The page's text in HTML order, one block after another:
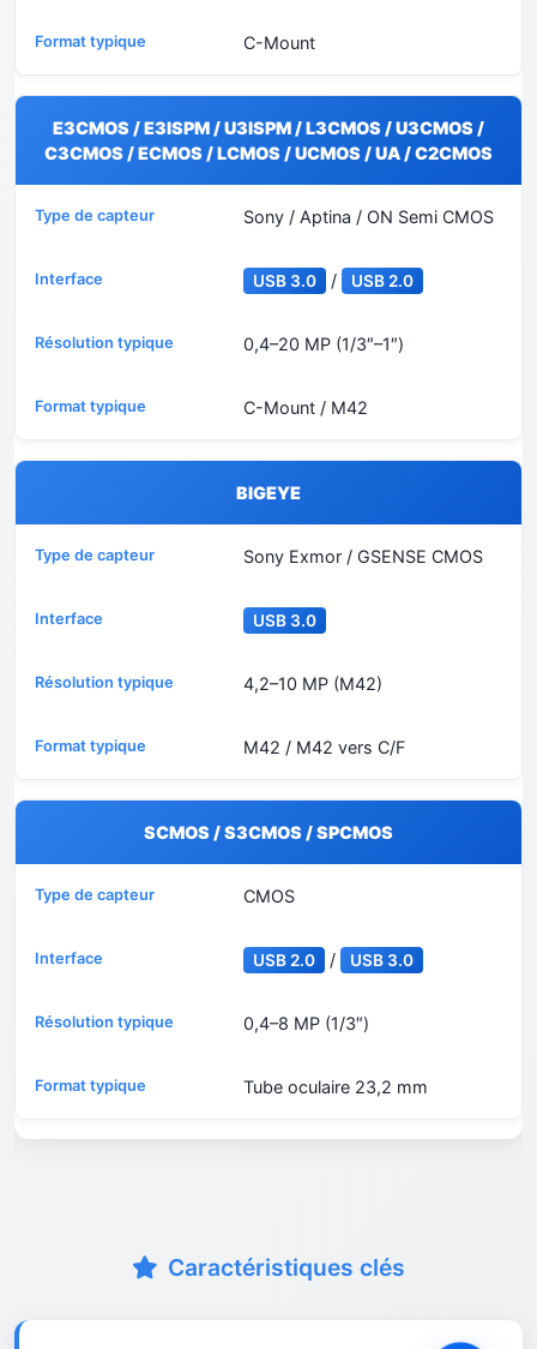
C-Mount
E3CMOS / E3ISPM / U3ISPM / L3CMOS / U3CMOS /
C3CMOS / ECMOS / LCMOS / UCMOS / UA / C2CMOS
Sony / Aptina / ON Semi CMOS
USB 3.0 / USB 2.0
0,4–20 MP (1/3″–1″)
C-Mount / M42
BIGEYE
Sony Exmor / GSENSE CMOS
USB 3.0
4,2–10 MP (M42)
M42 / M42 vers C/F
SCMOS / S3CMOS / SPCMOS
CMOS
USB 2.0 / USB 3.0
0,4–8 MP (1/3″)
Tube oculaire 23,2 mm
Caractéristiques clés